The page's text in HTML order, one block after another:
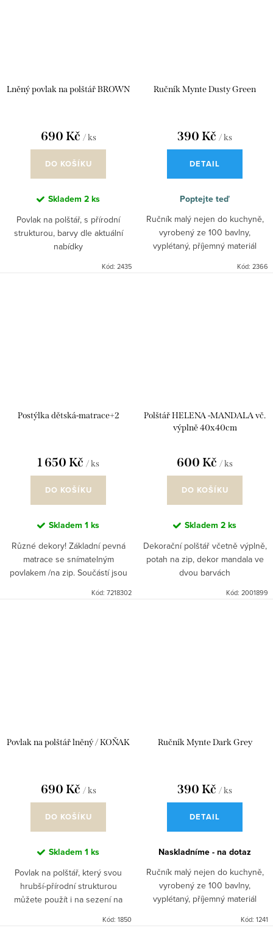
Lněný povlak na polštář BROWN
690 Kč / ks
DO KOŠÍKU
Skladem 2 ks
Povlak na polštář, s přírodní
strukturou, barvy dle aktuální
nabídky
Kód: 2435
Ručník Mynte Dusty Green
390 Kč / ks
DETAIL
Poptejte teď
Ručník malý nejen do kuchyně,
vyrobený ze 100 bavlny,
vyplétaný, příjemný materiál
Kód: 2366
Postýlka dětská-matrace+2
1 650 Kč / ks
DO KOŠÍKU
Skladem 1 ks
Různé dekory! Základní pevná
matrace se snímatelným
povlakem /na zip. Součástí jsou
Kód: 7218302
Polštář HELENA -MANDALA vč.
výplně 40x40cm
600 Kč / ks
DO KOŠÍKU
Skladem 2 ks
Dekorační polštář včetně výplně,
potah na zip, dekor mandala ve
dvou barvách
Kód: 2001899
Povlak na polštář lněný / KOŇAK
690 Kč / ks
DO KOŠÍKU
Skladem 1 ks
Povlak na polštář, který svou
hrubší-přírodní strukturou
můžete použít i na sezení na
Kód: 1850
Ručník Mynte Dark Grey
390 Kč / ks
DETAIL
Naskladníme - na dotaz
Ručník malý nejen do kuchyně,
vyrobený ze 100 bavlny,
vyplétaný, příjemný materiál
Kód: 1241